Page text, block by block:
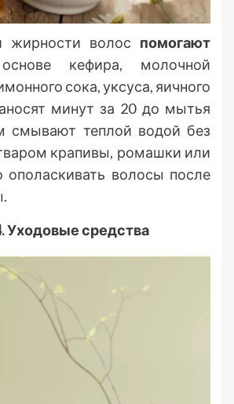
жирности волос помогают
кефира, молочной
сока, уксуса, яичного
минут за 20 до мытья
смывают теплой водой без
крапивы, ромашки или
волосы после
Уходовые средства